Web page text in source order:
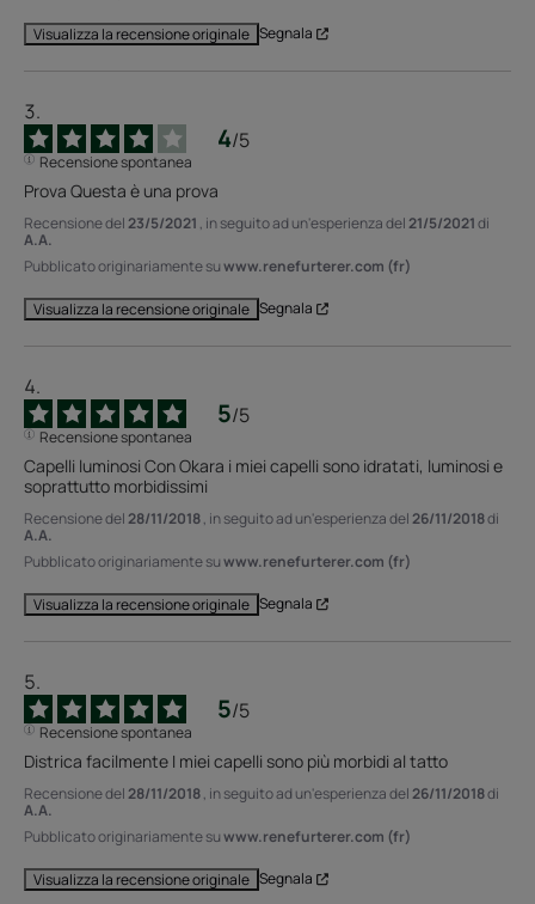
Visualizza la recensione originale Segnala
4/5
Recensione spontanea
Prova Questa è una prova
Recensione del23/5/2021 , in seguito ad un'esperienza del21/5/2021di
A.A.
Pubblicato originariamente suwww.renefurterer.com (fr)
Visualizza la recensione originale Segnala
5/5
Recensione spontanea
Capelli luminosi Con Okara i miei capelli sono idratati, luminosi e
soprattutto morbidissimi
Recensione del28/11/2018, in seguito ad un'esperienza del26/11/2018di
A.A.
Pubblicato originariamente suwww.renefurterer.com (fr)
Visualizza la recensione originale Segnala
5/5
Recensione spontanea
Districa facilmente I miei capelli sono più morbidi al tatto
Recensione del28/11/2018, in seguito ad un'esperienza del26/11/2018di
A.A.
Pubblicato originariamente suwww.renefurterer.com (fr)
Visualizza la recensione originale Segnala